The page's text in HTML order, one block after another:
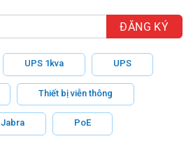
UPS 1kva UPS
Thiết bị viễn thông
Jabra PoE